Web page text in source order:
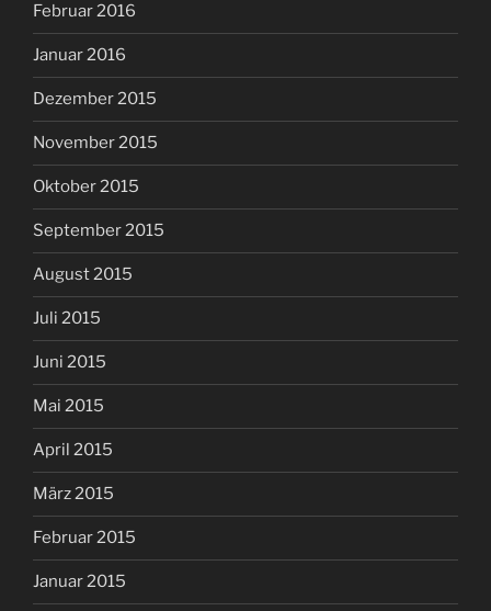
Februar 2016
Januar 2016
Dezember 2015
November 2015
Oktober 2015
September 2015
August 2015
Juli 2015
Juni 2015
Mai 2015
April 2015
März 2015
Februar 2015
Januar 2015